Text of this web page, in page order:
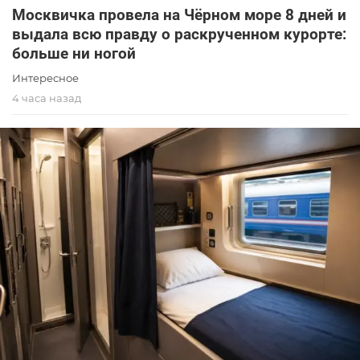
Москвичка провела на Чёрном море 8 дней и
выдала всю правду о раскрученном курорте:
больше ни ногой
Интересное
4 часа назад